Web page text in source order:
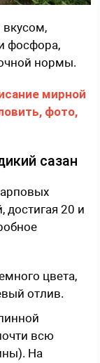
вкусом,
фосфора,
нормы.
сазан
достигая 20 и
цвета,
отлив.
всю
На